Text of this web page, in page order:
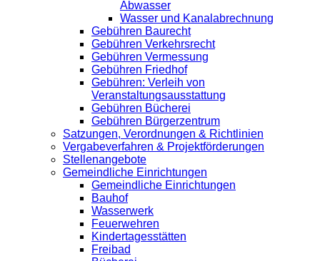
Abwasser
Wasser und Kanalabrechnung
Gebühren Baurecht
Gebühren Verkehrsrecht
Gebühren Vermessung
Gebühren Friedhof
Gebühren: Verleih von
Veranstaltungsausstattung
Gebühren Bücherei
Gebühren Bürgerzentrum
Satzungen, Verordnungen & Richtlinien
Vergabeverfahren & Projektförderungen
Stellenangebote
Gemeindliche Einrichtungen
Gemeindliche Einrichtungen
Bauhof
Wasserwerk
Feuerwehren
Kindertagesstätten
Freibad